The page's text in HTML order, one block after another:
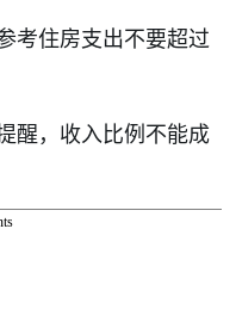
考住房支出不要超过
醒，收入比例不能成